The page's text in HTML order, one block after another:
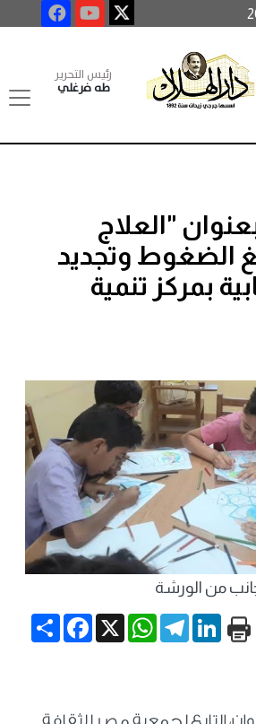
رئيس التحرير
طه فرغلي
"العلاج
الضغوط وتجديد
بمركز تنمية
من الورشة
Share
Facebook X
WhatsApp
TelegramLinkedIn